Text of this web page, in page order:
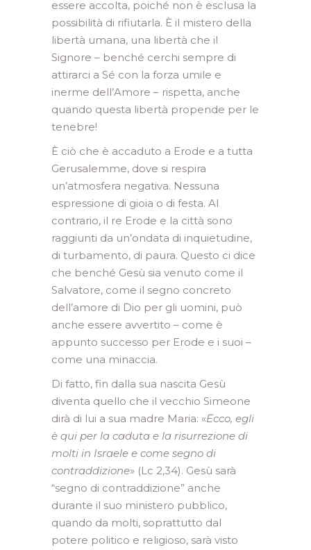
essere accolta, poiché non è esclusa la
possibilità di rifiutarla. È il mistero della
libertà umana, una libertà che il
Signore – benché cerchi sempre di
attirarci a Sé con la forza umile e
inerme dell’Amore – rispetta, anche
quando questa libertà propende per le
tenebre!
È ciò che è accaduto a Erode e a tutta
Gerusalemme, dove si respira
un’atmosfera negativa. Nessuna
espressione di gioia o di festa. Al
contrario, il re Erode e la città sono
raggiunti da un’ondata di inquietudine,
di turbamento, di paura. Questo ci dice
che benché Gesù sia venuto come il
Salvatore, come il segno concreto
dell’amore di Dio per gli uomini, può
anche essere avvertito – come è
appunto successo per Erode e i suoi –
come una minaccia.
Di fatto, fin dalla sua nascita Gesù
diventa quello che il vecchio Simeone
dirà di lui a sua madre Maria: «Ecco, egli
è qui per la caduta e la risurrezione di
molti in Israele e come segno di
contraddizione» (Lc 2,34). Gesù sarà
“segno di contraddizione” anche
durante il suo ministero pubblico,
quando da molti, soprattutto dal
potere politico e religioso, sarà visto